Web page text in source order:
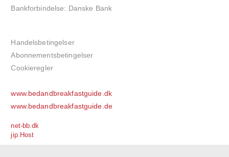
Bankforbindelse: Danske Bank
Handelsbetingelser
Abonnementsbetingelser
Cookieregler
www.bedandbreakfastguide.dk
www.bedandbreakfastguide.de
net-bb.dk
jip.Host